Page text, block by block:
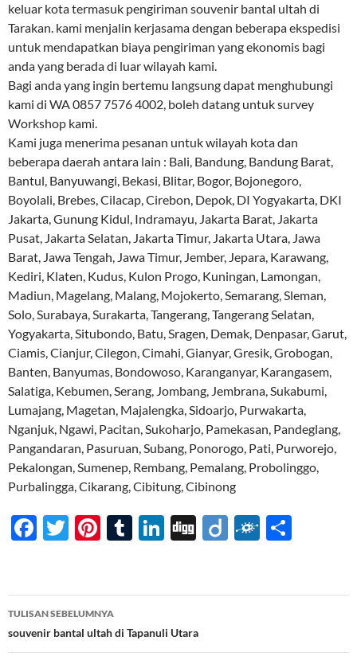
keluar kota termasuk pengiriman souvenir bantal ultah di
Tarakan. kami menjalin kerjasama dengan beberapa ekspedisi
untuk mendapatkan biaya pengiriman yang ekonomis bagi
anda yang berada di luar wilayah kami.
Bagi anda yang ingin bertemu langsung dapat menghubungi
kami di WA 0857 7576 4002, boleh datang untuk survey
Workshop kami.
Kami juga menerima pesanan untuk wilayah kota dan
beberapa daerah antara lain : Bali, Bandung, Bandung Barat,
Bantul, Banyuwangi, Bekasi, Blitar, Bogor, Bojonegoro,
Boyolali, Brebes, Cilacap, Cirebon, Depok, DI Yogyakarta, DKI
Jakarta, Gunung Kidul, Indramayu, Jakarta Barat, Jakarta
Pusat, Jakarta Selatan, Jakarta Timur, Jakarta Utara, Jawa
Barat, Jawa Tengah, Jawa Timur, Jember, Jepara, Karawang,
Kediri, Klaten, Kudus, Kulon Progo, Kuningan, Lamongan,
Madiun, Magelang, Malang, Mojokerto, Semarang, Sleman,
Solo, Surabaya, Surakarta, Tangerang, Tangerang Selatan,
Yogyakarta, Situbondo, Batu, Sragen, Demak, Denpasar, Garut,
Ciamis, Cianjur, Cilegon, Cimahi, Gianyar, Gresik, Grobogan,
Banten, Banyumas, Bondowoso, Karanganyar, Karangasem,
Salatiga, Kebumen, Serang, Jombang, Jembrana, Sukabumi,
Lumajang, Magetan, Majalengka, Sidoarjo, Purwakarta,
Nganjuk, Ngawi, Pacitan, Sukoharjo, Pamekasan, Pandeglang,
Pangandaran, Pasuruan, Subang, Ponorogo, Pati, Purworejo,
Pekalongan, Sumenep, Rembang, Pemalang, Probolinggo,
Purbalingga, Cikarang, Cibitung, Cibinong
F
b
o
o
T
er
Pi
es
t
T
bl
r
Li
e
dI
n
Di Di F
d e
Navigasi
Tulisan
TULISAN SEBELUMNYA
souvenir bantal ultah di Tapanuli Utara